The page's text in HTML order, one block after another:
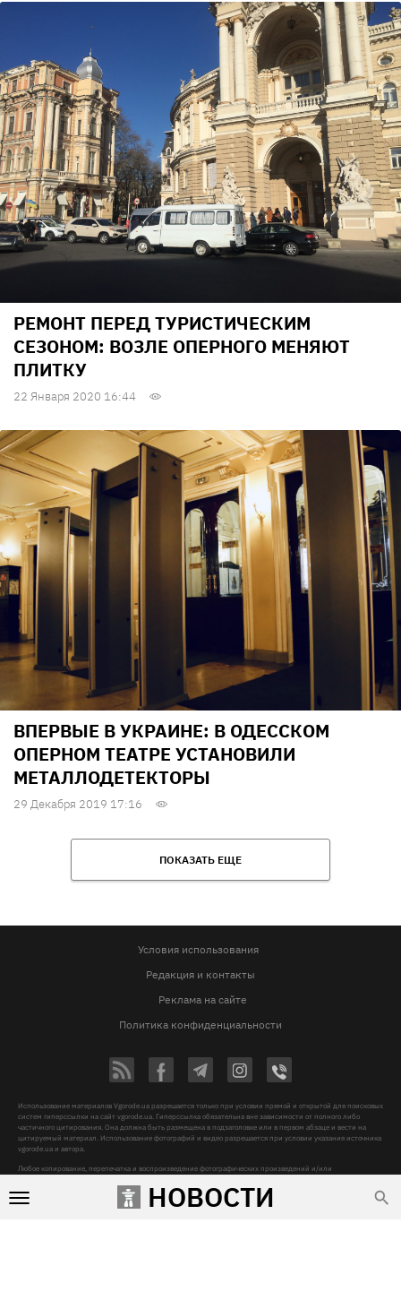
НОВОСТИ
РЕМОНТ ПЕРЕД ТУРИСТИЧЕСКИМ
СЕЗОНОМ: ВОЗЛЕ ОПЕРНОГО МЕНЯЮТ
ПЛИТКУ
22 Января 2020 16:44
ВПЕРВЫЕ В УКРАИНЕ: В ОДЕССКОМ
ОПЕРНОМ ТЕАТРЕ УСТАНОВИЛИ
МЕТАЛЛОДЕТЕКТОРЫ
29 Декабря 2019 17:16
ПОКАЗАТЬ ЕЩЕ
Условия использования
Редакция и контакты
Реклама на сайте
Политика конфиденциальности
Использование материалов Vgorode.ua разрешается только при условии прямой и открытой для поисковых
систем гиперссылки на сайт vgorode.ua. Гиперссылка обязательна вне зависимости от полного либо
частичного цитирования. Она должна быть размещена в подзаголовке или в первом абзаце и вести на
цитируемый материал. Использование фотографий и видео разрешается при условии указания источника
vgorode.ua и автора.
Любое копирование, перепечатка и воспроизведение фотографических произведений и/или
Субъект в сфере онлайн-медиа, Название онлайн-медиа - «VGORODE», Адрес: 02091, місто Київ,
ХАРКІВСЬКЕ ШОСЕ, будинок 172-Б, офіс 208/1, E-mail:
sunlight@mediadim.com.ua